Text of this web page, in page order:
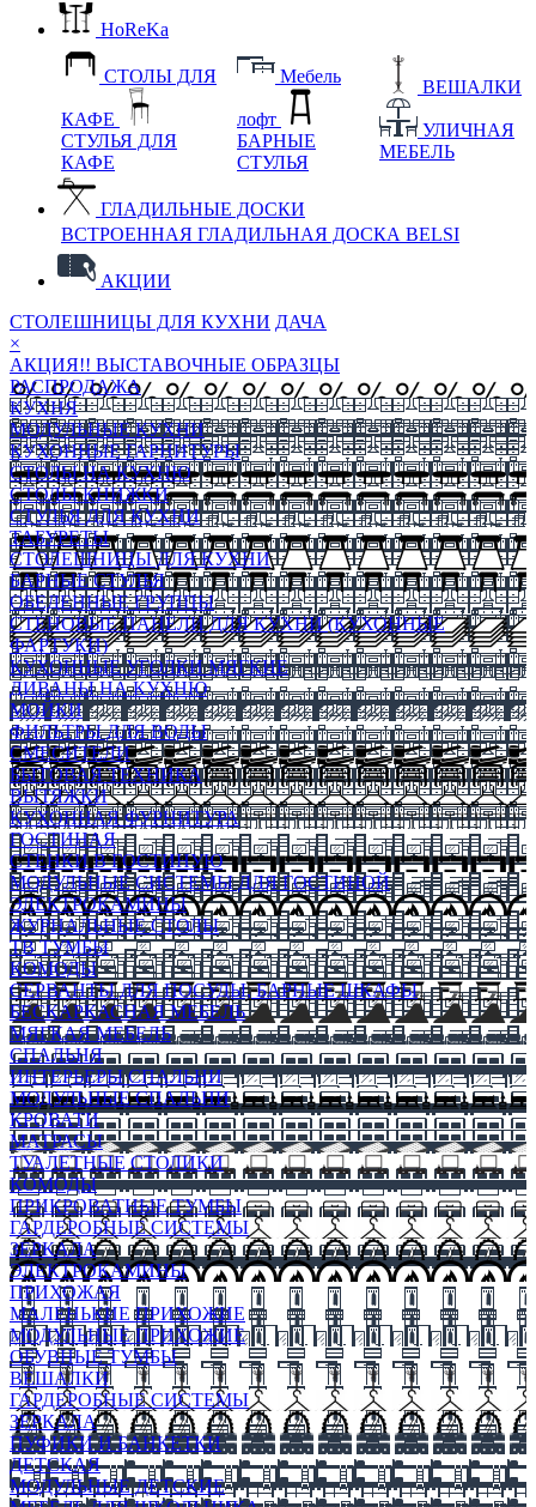
HoReKa
СТОЛЫ ДЛЯ
КАФЕ
СТУЛЬЯ ДЛЯ
КАФЕ
Мебель
лофт
БАРНЫЕ
СТУЛЬЯ
ВЕШАЛКИ
УЛИЧНАЯ
МЕБЕЛЬ
ГЛАДИЛЬНЫЕ ДОСКИ
ВСТРОЕННАЯ ГЛАДИЛЬНАЯ ДОСКА BELSI
АКЦИИ
СТОЛЕШНИЦЫ ДЛЯ КУХНИ ДАЧА
×
АКЦИЯ!! ВЫСТАВОЧНЫЕ ОБРАЗЦЫ
РАСПРОДАЖА
КУХНЯ
МОДУЛЬНЫЕ КУХНИ
КУХОННЫЕ ГАРНИТУРЫ
СТОЛЫ НА КУХНЮ
СТОЛЫ КНИЖКИ
СТУЛЬЯ ДЛЯ КУХНИ
ТАБУРЕТЫ
СТОЛЕШНИЦЫ ДЛЯ КУХНИ
БАРНЫЕ СТУЛЬЯ
ОБЕДЕННЫЕ ГРУППЫ
СТЕНОВЫЕ ПАНЕЛИ ДЛЯ КУХНИ (КУХОННЫЕ
ФАРТУКИ)
КУХОННЫЕ УГОЛКИ МЯГКИЕ
ДИВАНЫ НА КУХНЮ
МОЙКИ
ФИЛЬТРЫ ДЛЯ ВОДЫ
СМЕСИТЕЛИ
БЫТОВАЯ ТЕХНИКА
ВЫТЯЖКИ
КУХОННАЯ ФУРНИТУРА
ГОСТИНАЯ
СТЕНКИ В ГОСТИНУЮ
МОДУЛЬНЫЕ СИСТЕМЫ ДЛЯ ГОСТИНОЙ
ЭЛЕКТРОКАМИНЫ
ЖУРНАЛЬНЫЕ СТОЛЫ
ТВ ТУМБЫ
КОМОДЫ
СЕРВАНТЫ ДЛЯ ПОСУДЫ, БАРНЫЕ ШКАФЫ
БЕСКАРКАСНАЯ МЕБЕЛЬ
МЯГКАЯ МЕБЕЛЬ
СПАЛЬНЯ
ИНТЕРЬЕРЫ СПАЛЬНИ
МОДУЛЬНЫЕ СПАЛЬНИ
КРОВАТИ
МАТРАСЫ
ТУАЛЕТНЫЕ СТОЛИКИ
КОМОДЫ
ПРИКРОВАТНЫЕ ТУМБЫ
ГАРДЕРОБНЫЕ СИСТЕМЫ
ЗЕРКАЛА
ЭЛЕКТРОКАМИНЫ
ПРИХОЖАЯ
МАЛЕНЬКИЕ ПРИХОЖИЕ
МОДУЛЬНЫЕ ПРИХОЖИЕ
ОБУВНЫЕ ТУМБЫ
ВЕШАЛКИ
ГАРДЕРОБНЫЕ СИСТЕМЫ
ЗЕРКАЛА
ПУФИКИ И БАНКЕТКИ
ДЕТСКАЯ
МОДУЛЬНЫЕ ДЕТСКИЕ